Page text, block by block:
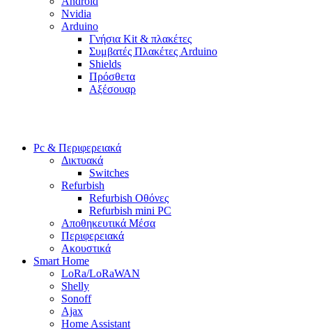
Nvidia
Arduino
Γνήσια Kit & πλακέτες
Συμβατές Πλακέτες Arduino
Shields
Πρόσθετα
Αξέσουαρ
Pc & Περιφερειακά
Δικτυακά
Switches
Refurbish
Refurbish Οθόνες
Refurbish mini PC
Αποθηκευτικά Μέσα
Περιφερειακά
Ακουστικά
Smart Home
LoRa/LoRaWAN
Shelly
Sonoff
Ajax
Home Assistant